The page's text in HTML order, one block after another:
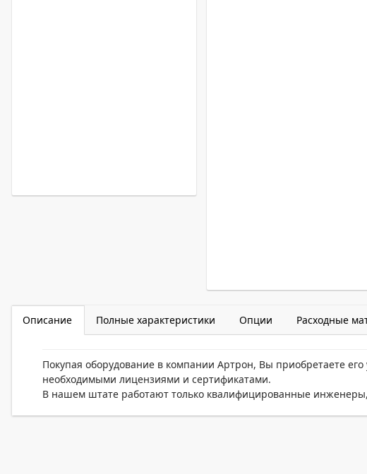
Описание Полные характеристики Опции Расходные
Покупая оборудование в компании Артрон, Вы приобретаете
необходимыми лицензиями и сертификатами.
В нашем штате работают только квалифицированные